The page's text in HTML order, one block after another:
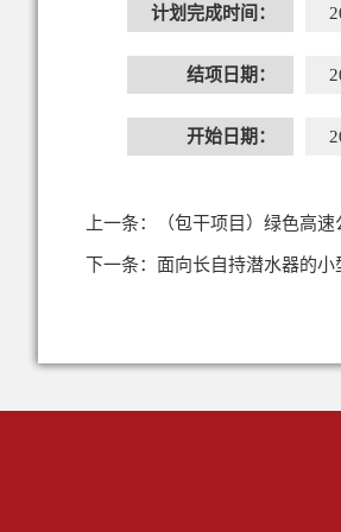
计划完成时间：
结项日期：
开始日期：
上一条： （包干项目）绿色高
下一条： 面向长自持潜水器的